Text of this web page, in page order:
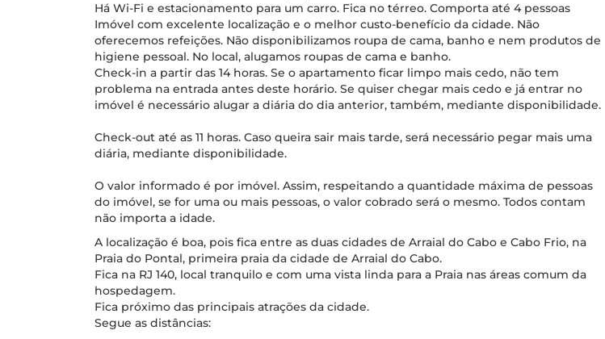
Há Wi-Fi e estacionamento para um carro. Fica no térreo. Comporta até 4 pessoas
Imóvel com excelente localização e o melhor custo-benefício da cidade. Não
oferecemos refeições. Não disponibilizamos roupa de cama, banho e nem produtos de
higiene pessoal. No local, alugamos roupas de cama e banho.
Check-in a partir das 14 horas. Se o apartamento ficar limpo mais cedo, não tem
problema na entrada antes deste horário. Se quiser chegar mais cedo e já entrar no
imóvel é necessário alugar a diária do dia anterior, também, mediante disponibilidade.
Check-out até as 11 horas. Caso queira sair mais tarde, será necessário pegar mais uma
diária, mediante disponibilidade.
O valor informado é por imóvel. Assim, respeitando a quantidade máxima de pessoas
do imóvel, se for uma ou mais pessoas, o valor cobrado será o mesmo. Todos contam
não importa a idade.
A localização é boa, pois fica entre as duas cidades de Arraial do Cabo e Cabo Frio, na
Praia do Pontal, primeira praia da cidade de Arraial do Cabo.
Fica na RJ 140, local tranquilo e com uma vista linda para a Praia nas áreas comum da
hospedagem.
Fica próximo das principais atrações da cidade.
Segue as distâncias: